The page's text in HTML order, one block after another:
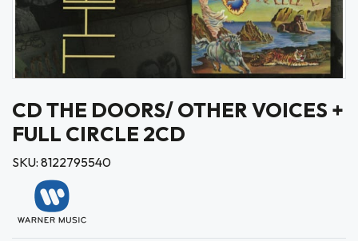
CD THE DOORS/ OTHER VOICES +
FULL CIRCLE 2CD
SKU: 8122795540